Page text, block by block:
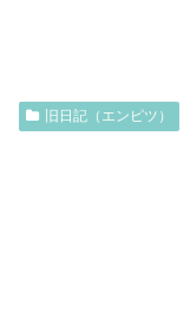
旧日記（エンピツ）